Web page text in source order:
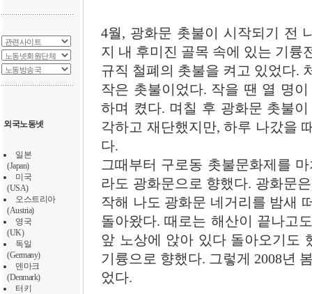
외국노동넷
일본
(Japan)
미국
(USA)
오스트리아
(Austria)
영국
(UK)
독일
(Germany)
덴마크
(Denmark)
터키
4월, 광화문 촛불이 시작되기 전
지 내 후미진 골목 속에 있는 기륭
규직 철폐의 촛불을 켜고 있었다.
작은 촛불이었다. 작을 땐 열 명
하며 켰다. 며칠 후 광화문 촛불
각하고 재단했지만, 하루 나갔을
다.
그때부터 구로동 촛불문화제를
라도 광화문으로 향했다. 광화문
작해 나도 광화문 네거리를 밤새
돌아왔다. 때로는 해산이 끝나고
앞 노상에 앉아 있다 돌아오기도
기륭으로 향했다. 그렇게 2008년
었다.